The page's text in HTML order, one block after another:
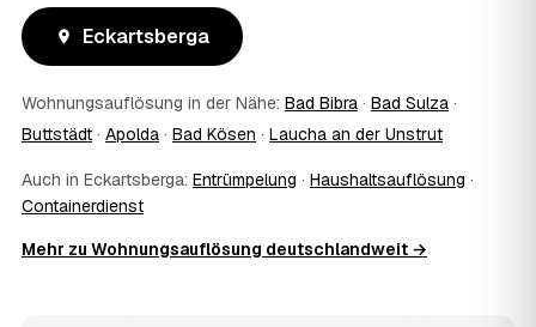
Wertstoffe werden recycelt oder gespendet, mit
Nachweis.
12 Was kostet die Anfrage?
Die Anfrage ist kostenlos und unverbindlich. Sie
vergleichen mehrere Festpreis-Angebote aus
Eckartsberga und entscheiden in Ruhe — bezahlt wird nur
die Leistung, die Sie tatsächlich beauftragen.
13
Was kostet die Auflösung einer normal großen
Wohnung in Eckartsberga?
Für eine durchschnittliche Wohnung mit rund 65 m² liegen
Eckartsberga
Wohnungsauflösung in der Nähe: Bad Bibra · Bad Sulza ·
Buttstädt · Apolda · Bad Kösen · Laucha an der Unstrut
Auch in Eckartsberga: Entrümpelung · Haushaltsauflösung ·
Containerdienst
Mehr zu Wohnungsauflösung deutschlandweit →